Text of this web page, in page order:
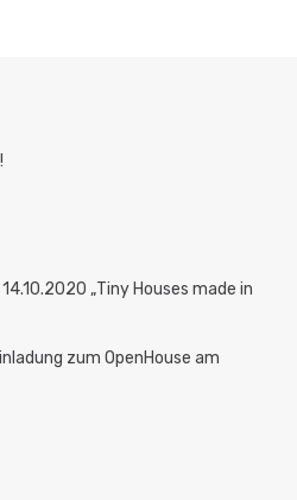
„Tiny Houses made in
zum OpenHouse am